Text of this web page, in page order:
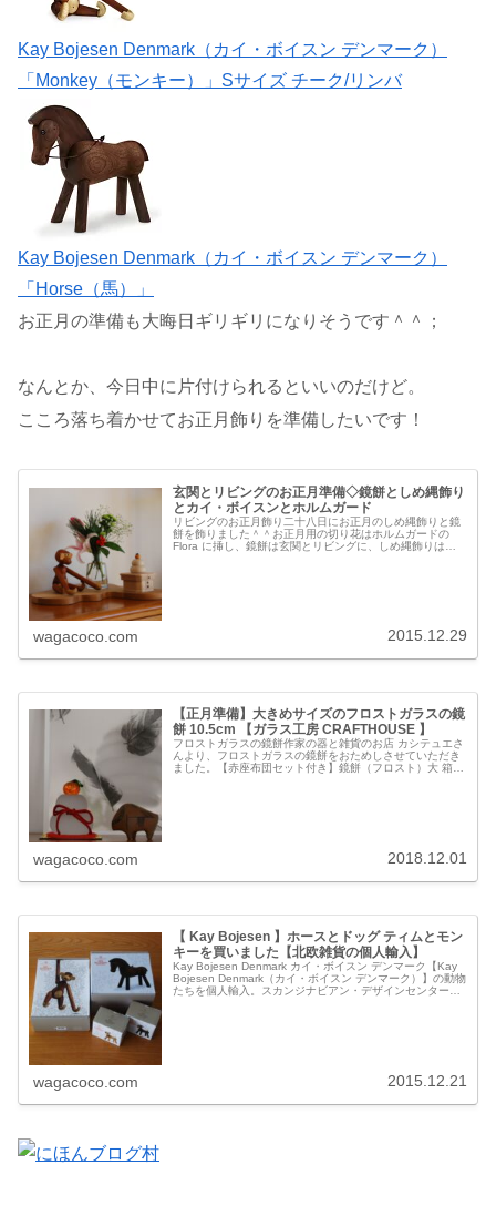
Kay Bojesen Denmark（カイ・ボイスン デンマーク）
「Monkey（モンキー）」Sサイズ チーク/リンバ
Kay Bojesen Denmark（カイ・ボイスン デンマーク）
「Horse（馬）」
お正月の準備も大晦日ギリギリになりそうです＾＾；
なんとか、今日中に片付けられるといいのだけど。
こころ落ち着かせてお正月飾りを準備したいです！
玄関とリビングのお正月準備◇鏡餅としめ縄飾り
とカイ・ボイスンとホルムガード
リビングのお正月飾り二十八日にお正月のしめ縄飾りと鏡
餅を飾りました＾＾お正月用の切り花はホルムガードの
Flora に挿し、鏡餅は玄関とリビングに、しめ縄飾りは玄
wagacoco.com 2015.12.29
【正月準備】大きめサイズのフロストガラスの鏡
餅 10.5cm 【ガラス工房 CRAFTHOUSE 】
フロストガラスの鏡餅作家の器と雑貨のお店 カシテュエさ
んより、フロストガラスの鏡餅をおためしさせていただき
ました。【赤座布団セット付き】鏡餅（フロスト）大 箱入
wagacoco.com 2018.12.01
【 Kay Bojesen 】ホースとドッグ ティムとモン
キーを買いました【北欧雑貨の個人輸入】
Kay Bojesen Denmark カイ・ボイスン デンマーク【Kay
Bojesen Denmark（カイ・ボイスン デンマーク）】の動物
たちを個人輸入。スカンジナビアン・デザインセンターの
wagacoco.com 2015.12.21